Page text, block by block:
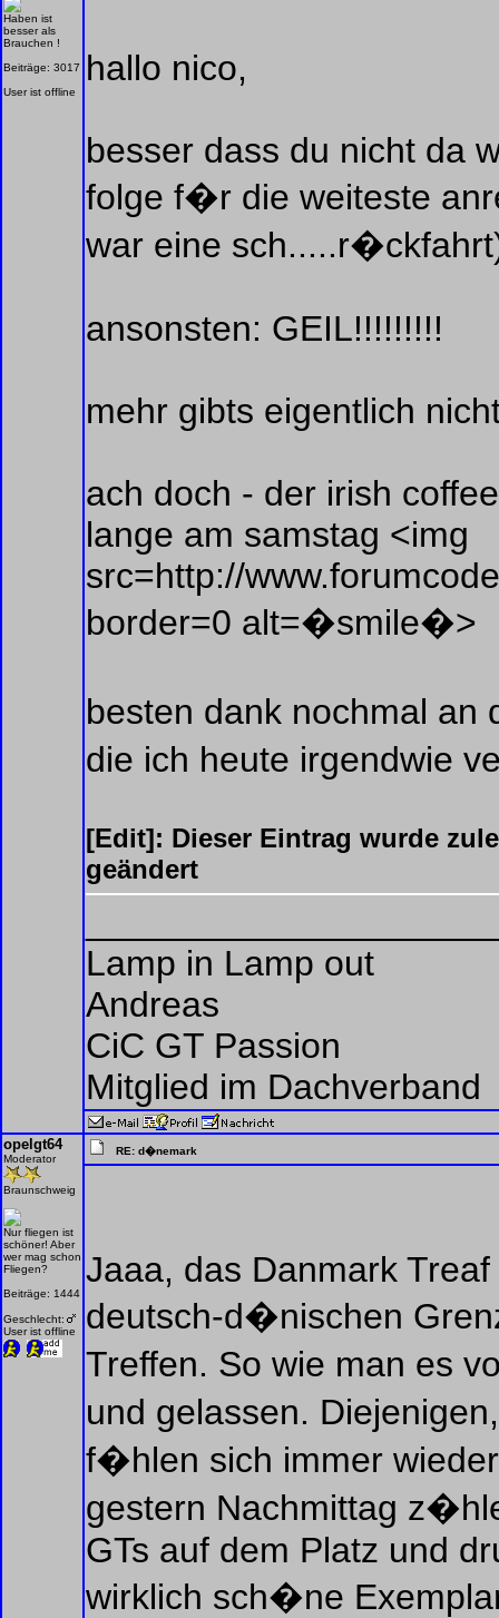
Haben ist
besser als
Brauchen !
Beiträge: 3017
User ist offline
hallo nico,
besser dass du nicht da
folge f�r die weiteste
war eine
ansonsten: GEIL!!!!!!!!!
mehr gibts eigentlich
ach doch - der irish
lange am samstag <img
src=http://
border=0 alt=�smile�>
besten dank nochmal
die ich heute irgendwie
[Edit]: Dieser Eintrag wurde
geändert
Lamp in Lamp out
Andreas
CiC GT Passion
Mitglied im Dachverband
opelgt64
Moderator
Braunschweig
Nur fliegen ist
schöner! Aber
wer mag schon
Fliegen?
Beiträge: 1444
Geschlecht:
User ist offline
RE: d�nemark
Jaaa, das Danmark
deutsch-d�nischen
Treffen. So wie man es
und gelassen.
f�hlen sich immer
gestern Nachmittag
GTs auf dem Platz und
wirklich sch�ne